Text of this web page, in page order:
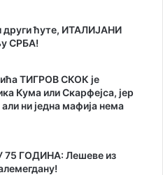
ћуте, ИТАЛИЈАНИ
СРБА!
ТИГРОВ СКОК је
Кума или Скарфејса, јер
ни једна мафија нема
ГОДИНА: Лешеве из